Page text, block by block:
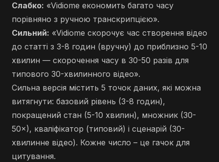
Слабко: «Vidiome економить багато часу
порівняно з ручною транскрипцією».
Сильний: «Vidiome скорочує час створення відео
до статті з 3-8 годин (вручну) до приблизно 5-10
хвилин — скорочення часу в 30-50 разів для
типового 30-хвилинного відео».
Сильна версія містить 5 точок даних, які можна
витягнути: базовий рівень (3-8 годин),
покращений стан (5-10 хвилин), множник (30-
50×), кваліфікатор (типовий) і сценарій (30-
хвилинне відео). Кожне число – це гачок для
цитування.